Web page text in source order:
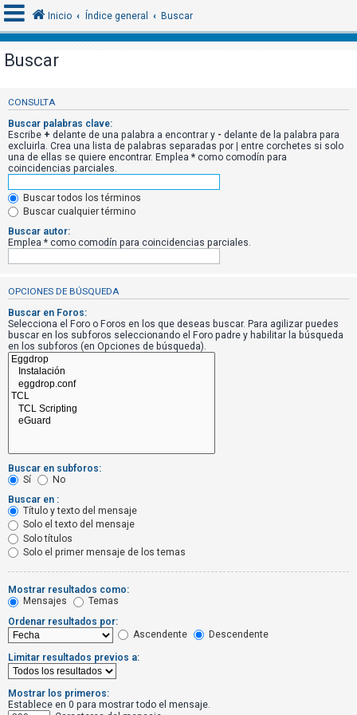
d
e
n
t
i
f
i
c
s
e
R
e
g
t
r
a
r
s
e
T
e
m
a
s
s
Inicio Índice general Buscar
Buscar
CONSULTA
Buscar palabras clave:
Escribe + delante de una palabra a encontrar y - delante de la palabra para
excluirla. Crea una lista de palabras separadas por | entre corchetes si solo
una de ellas se quiere encontrar. Emplea * como comodín para
coincidencias parciales.
Buscar todos los términos
Buscar cualquier término
Buscar autor:
Emplea * como comodín para coincidencias parciales.
OPCIONES DE BÚSQUEDA
Buscar en Foros:
Selecciona el Foro o Foros en los que deseas buscar. Para agilizar puedes
buscar en los subforos seleccionando el Foro padre y habilitar la búsqueda
en los subforos (en Opciones de búsqueda).
Buscar en subforos:
Sí
No
Buscar en :
Título y texto del mensaje
Solo el texto del mensaje
Solo títulos
Solo el primer mensaje de los temas
Mostrar resultados como:
Mensajes
Temas
Ordenar resultados por:
Ascendente
Descendente
Limitar resultados previos a:
Mostrar los primeros:
Establece en 0 para mostrar todo el mensaje.